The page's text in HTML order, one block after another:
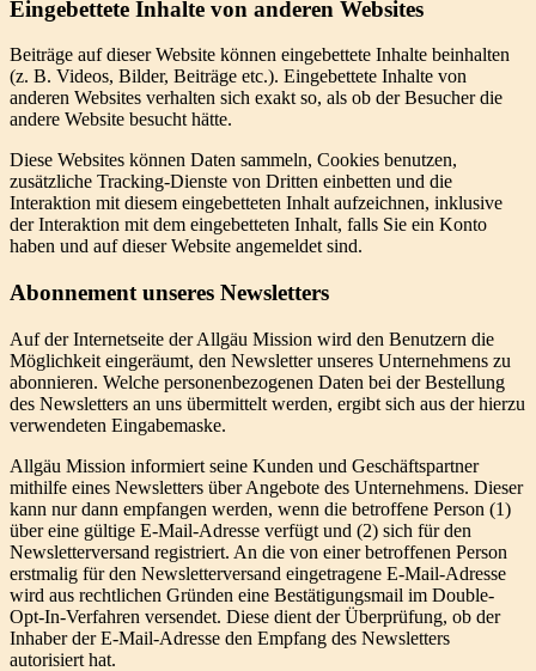
Eingebettete Inhalte von anderen Websites
Beiträge auf dieser Website können eingebettete Inhalte beinhalten
(z. B. Videos, Bilder, Beiträge etc.). Eingebettete Inhalte von
anderen Websites verhalten sich exakt so, als ob der Besucher die
andere Website besucht hätte.
Diese Websites können Daten sammeln, Cookies benutzen,
zusätzliche Tracking-Dienste von Dritten einbetten und die
Interaktion mit diesem eingebetteten Inhalt aufzeichnen, inklusive
der Interaktion mit dem eingebetteten Inhalt, falls Sie ein Konto
haben und auf dieser Website angemeldet sind.
Abonnement unseres Newsletters
Auf der Internetseite der Allgäu Mission wird den Benutzern die
Möglichkeit eingeräumt, den Newsletter unseres Unternehmens zu
abonnieren. Welche personenbezogenen Daten bei der Bestellung
des Newsletters an uns übermittelt werden, ergibt sich aus der hierzu
verwendeten Eingabemaske.
Allgäu Mission informiert seine Kunden und Geschäftspartner
mithilfe eines Newsletters über Angebote des Unternehmens. Dieser
kann nur dann empfangen werden, wenn die betroffene Person (1)
über eine gültige E-Mail-Adresse verfügt und (2) sich für den
Newsletterversand registriert. An die von einer betroffenen Person
erstmalig für den Newsletterversand eingetragene E-Mail-Adresse
wird aus rechtlichen Gründen eine Bestätigungsmail im Double-
Opt-In-Verfahren versendet. Diese dient der Überprüfung, ob der
Inhaber der E-Mail-Adresse den Empfang des Newsletters
autorisiert hat.